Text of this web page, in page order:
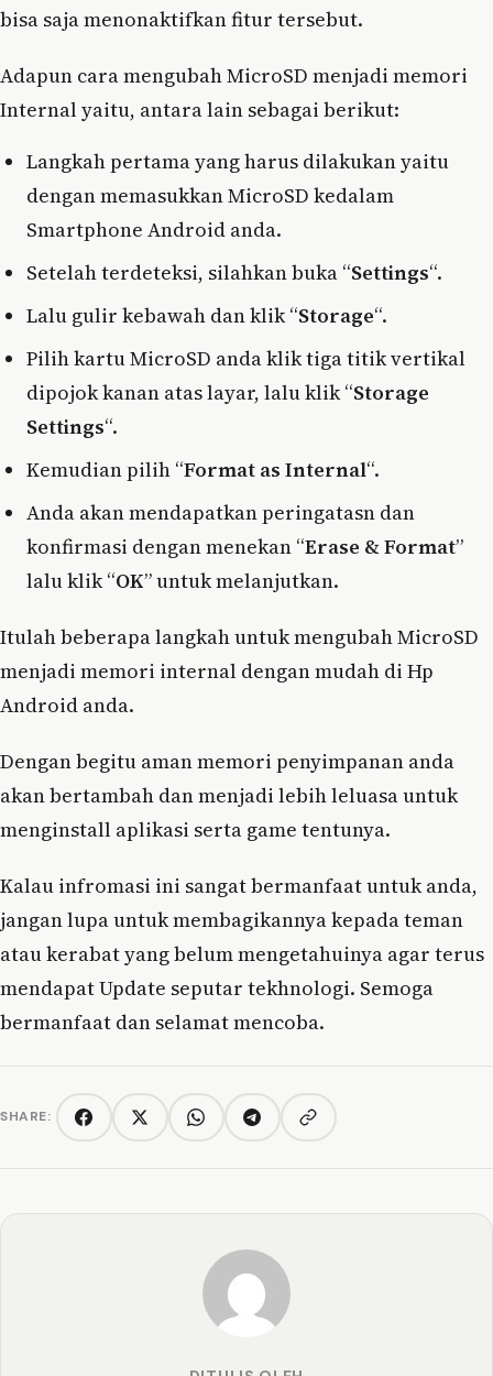
bisa saja menonaktifkan fitur tersebut.
Adapun cara mengubah MicroSD menjadi memori
Internal yaitu, antara lain sebagai berikut:
Langkah pertama yang harus dilakukan yaitu
dengan memasukkan MicroSD kedalam
Smartphone Android anda.
Setelah terdeteksi, silahkan buka “Settings“.
Lalu gulir kebawah dan klik “Storage“.
Pilih kartu MicroSD anda klik tiga titik vertikal
dipojok kanan atas layar, lalu klik “Storage
Settings“.
Kemudian pilih “Format as Internal“.
Anda akan mendapatkan peringatasn dan
konfirmasi dengan menekan “Erase & Format”
lalu klik “OK” untuk melanjutkan.
Itulah beberapa langkah untuk mengubah MicroSD
menjadi memori internal dengan mudah di Hp
Android anda.
Dengan begitu aman memori penyimpanan anda
akan bertambah dan menjadi lebih leluasa untuk
menginstall aplikasi serta game tentunya.
Kalau infromasi ini sangat bermanfaat untuk anda,
jangan lupa untuk membagikannya kepada teman
atau kerabat yang belum mengetahuinya agar terus
mendapat Update seputar tekhnologi. Semoga
bermanfaat dan selamat mencoba.
SHARE: FacebookTwitter/XWhatsAppTelegramCopy link